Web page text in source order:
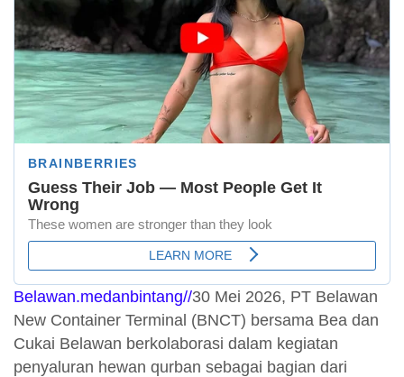
Belawan.medanbintang//30 Mei 2026, PT Belawan
New Container Terminal (BNCT) bersama Bea dan
Cukai Belawan berkolaborasi dalam kegiatan
penyaluran hewan qurban sebagai bagian dari